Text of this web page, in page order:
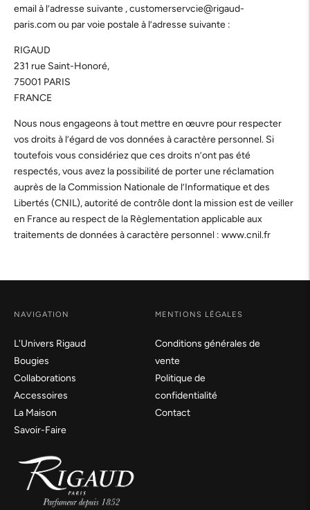
email à l’adresse suivante ,customerservcie@rigaud-
paris.comou par voie postale à l’adresse suivante :
RIGAUD
231 rue Saint-Honoré,
75001 PARIS
FRANCE
Nous nous engageons à tout mettre en œuvre pour respecter
vos droits à l’égard de vos données à caractère personnel. Si
toutefois vous considériez que ces droits n’ont pas été
respectés, vous avez la possibilité de porter une réclamation
auprès de la Commission Nationale de l’Informatique et des
Libertés (CNIL), autorité de contrôle dont la mission est de veiller
en France au respect de la Règlementation applicable aux
traitements de données à caractère personnel : www.cnil.fr
NAVIGATION
L'Univers Rigaud
Bougies
Collaborations
Accessoires
La Maison
Savoir-Faire
MENTIONS LÉGALES
Conditions générales de
vente
Politique de
confidentialité
Contact